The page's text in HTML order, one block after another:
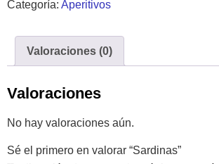
Categoría: Aperitivos
Valoraciones (0)
Valoraciones
No hay valoraciones aún.
Sé el primero en valorar “Sardinas”